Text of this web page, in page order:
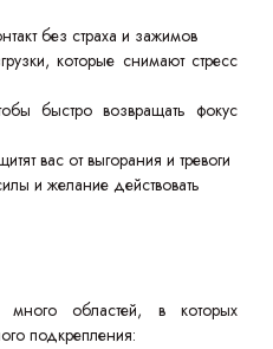
без страха и зажимов
которые снимают стресс
быстро возвращать фокус
вас от выгорания и тревоги
и желание действовать
областей, в которых
подкрепления: